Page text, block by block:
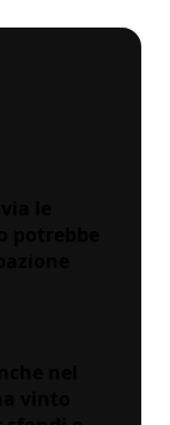
le
nel
vinto